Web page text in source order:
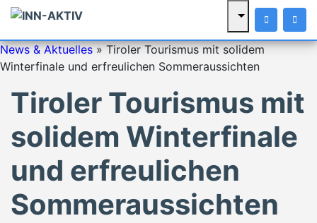
News & Aktuelles»Tiroler Tourismus mit solidem
Winterfinale und erfreulichen Sommeraussichten
Tiroler Tourismus mit
solidem Winterfinale
und erfreulichen
Sommeraussichten